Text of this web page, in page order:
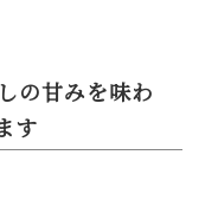
の甘みを味わ
す